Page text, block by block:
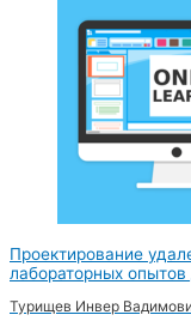
Проектирование
лабораторных
Турищев Инвер